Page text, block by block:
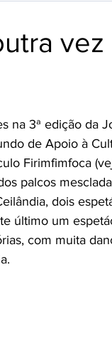
vez
na 3ª edição da
de Apoio à
Firimfimfoca
palcos
dois
último um
com muita